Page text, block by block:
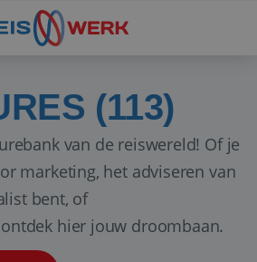
(113)
van de reiswereld! Of je
marketing, het adviseren van
bent, of
hier jouw droombaan.